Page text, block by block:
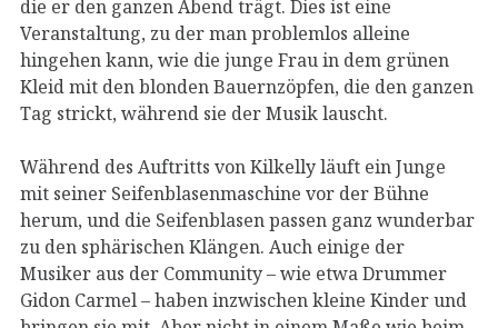
die er den ganzen Abend trägt. Dies ist eine
Veranstaltung, zu der man problemlos alleine
hingehen kann, wie die junge Frau in dem grünen
Kleid mit den blonden Bauernzöpfen, die den ganzen
Tag strickt, während sie der Musik lauscht.
Während des Auftritts von Kilkelly läuft ein Junge
mit seiner Seifenblasenmaschine vor der Bühne
herum, und die Seifenblasen passen ganz wunderbar
zu den sphärischen Klängen. Auch einige der
Musiker aus der Community – wie etwa Drummer
Gidon Carmel – haben inzwischen kleine Kinder und